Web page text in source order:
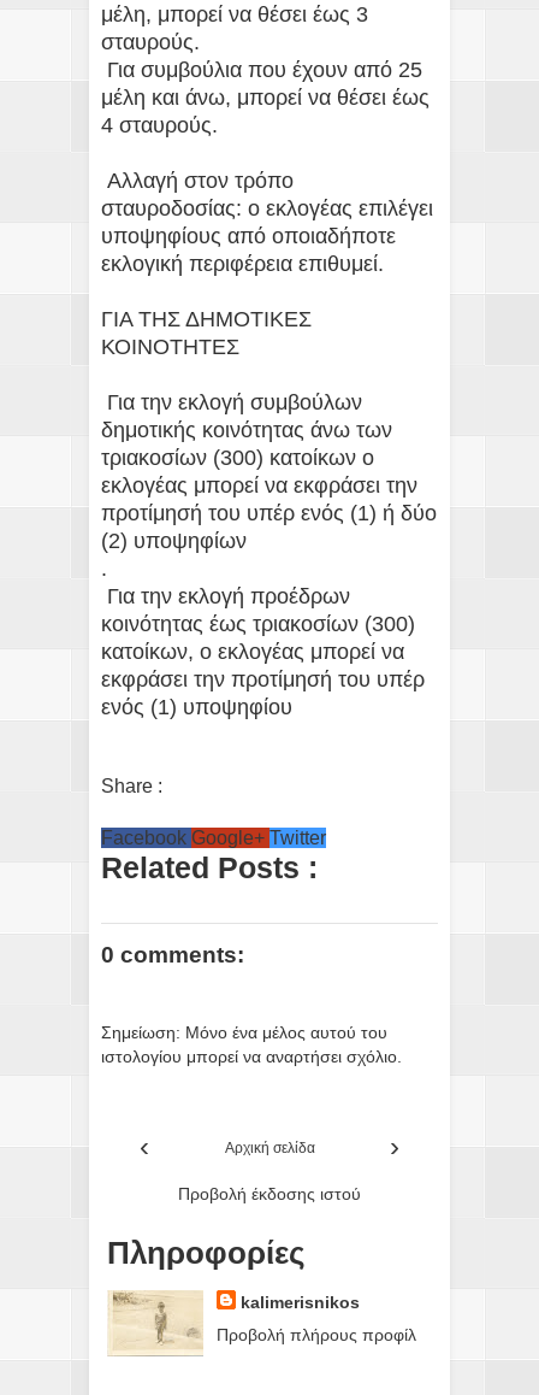
μέλη, μπορεί να θέσει έως 3
σταυρούς.
Για συμβούλια που έχουν από 25
μέλη και άνω, μπορεί να θέσει έως
4 σταυρούς.
Αλλαγή στον τρόπο
σταυροδοσίας: ο εκλογέας επιλέγει
υποψηφίους από οποιαδήποτε
εκλογική περιφέρεια επιθυμεί.
ΓΙΑ ΤΗΣ ΔΗΜΟΤΙΚΕΣ
ΚΟΙΝΟΤΗΤΕΣ
Για την εκλογή συμβούλων
δημοτικής κοινότητας άνω των
τριακοσίων (300) κατοίκων ο
εκλογέας μπορεί να εκφράσει την
προτίμησή του υπέρ ενός (1) ή δύο
(2) υποψηφίων
.
Για την εκλογή προέδρων
κοινότητας έως τριακοσίων (300)
κατοίκων, ο εκλογέας μπορεί να
εκφράσει την προτίμησή του υπέρ
ενός (1) υποψηφίου
Share :
Facebook Google+ Twitter
Related Posts :
0 comments:
Σημείωση: Μόνο ένα μέλος αυτού του
ιστολογίου μπορεί να αναρτήσει σχόλιο.
‹ ›
Αρχική σελίδα
Προβολή έκδοσης ιστού
Πληροφορίες
kalimerisnikos
Προβολή πλήρους προφίλ